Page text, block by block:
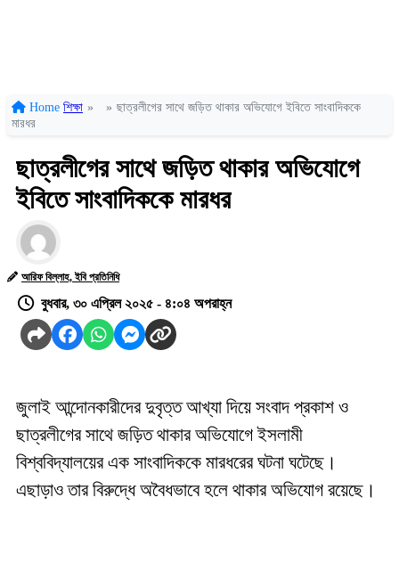
Home শিক্ষা » » ছাত্রলীগের সাথে জড়িত থাকার অভিযোগে ইবিতে সাংবাদিককে
মারধর
ছাত্রলীগের সাথে জড়িত থাকার অভিযোগে
ইবিতে সাংবাদিককে মারধর
আরিফ বিল্লাহ, ইবি প্রতিনিধি
বুধবার, ৩০ এপ্রিল ২০২৫ - ৪:০৪ অপরাহ্ন
জুলাই আন্দোনকারীদের দুবৃত্ত আখ্যা দিয়ে সংবাদ প্রকাশ ও
ছাত্রলীগের সাথে জড়িত থাকার অভিযোগে ইসলামী
বিশ্ববিদ্যালয়ের এক সাংবাদিককে মারধরের ঘটনা ঘটেছে।
এছাড়াও তার বিরুদ্ধে অবৈধভাবে হলে থাকার অভিযোগ রয়েছে।